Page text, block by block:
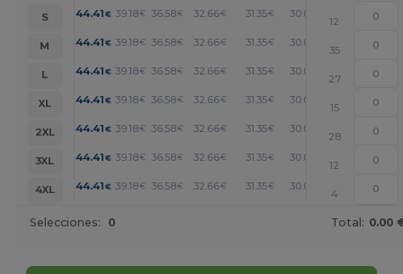
S 44.41 € 39.18€ 36.58€ 32.66€ 31.35€ 30.04 +
12
M
44.41 € 39.18€ 36.58€ 32.66€ 31.35€ 30.04 +
35
L
44.41 € 39.18€ 36.58€ 32.66€ 31.35€ 30.04 +
27
XL
44.41 € 39.18€ 36.58€ 32.66€ 31.35€ 30.04 +
15
2XL
44.41 € 39.18€ 36.58€ 32.66€ 31.35€ 30.04 +
28
3XL
44.41 € 39.18€ 36.58€ 32.66€ 31.35€ 30.04 +
12
4XL
44.41 € 39.18€ 36.58€ 32.66€ 31.35€ 30.04
4
Selecciones: 0 Total: 0.00